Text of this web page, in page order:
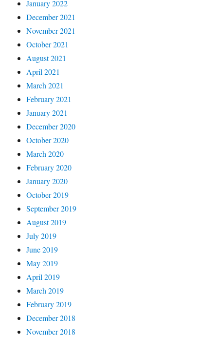
January 2022
December 2021
November 2021
October 2021
August 2021
April 2021
March 2021
February 2021
January 2021
December 2020
October 2020
March 2020
February 2020
January 2020
October 2019
September 2019
August 2019
July 2019
June 2019
May 2019
April 2019
March 2019
February 2019
December 2018
November 2018